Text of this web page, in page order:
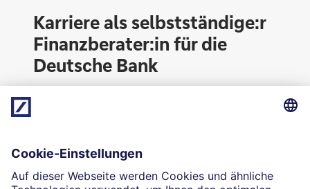
Karriere als selbstständige:r
Finanzberater:in für die
Deutsche Bank
Mehr erfahren